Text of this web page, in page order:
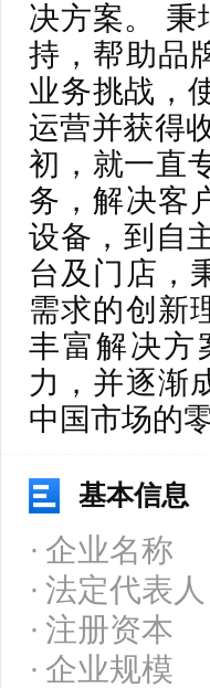
决方案。 秉
持，帮助品
业务挑战，
运营并获得
初，就一直
务，解决客
设备，到自
台及门店，
需求的创新
丰富解决方
力，并逐渐
中国市场的
基本信息
企业名称
法定代表人
注册资本
企业规模